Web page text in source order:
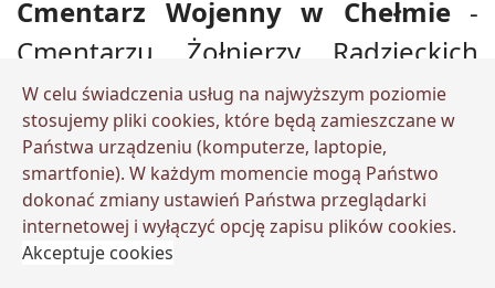
Cmentarz Wojenny w Chełmie-
Cmentarzu Żołnierzy Radzieckich
którzy wyzwolili Chełm z pod
okupacji niemieckiej a następnie
okupowali do końca lat
osiemdziesiątych XX wieku. Tutaj
należy dodać, że cała Polska była pod
W celu świadczenia usług na najwyższym poziomie
stosujemy pliki cookies, które będą zamieszczane w
Państwa urządzeniu (komputerze, laptopie,
smartfonie). W każdym momencie mogą Państwo
dokonać zmiany ustawień Państwa przeglądarki
internetowej i wyłączyć opcję zapisu plików cookies.
Akceptuje cookies